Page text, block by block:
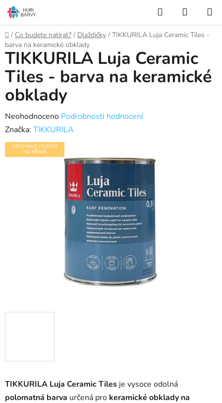
Přejít
na
obsah
Hledat
KOŠÍK
Domů
/ Co budete natírat? / Dlaždičky / TIKKURILA Luja Ceramic Tiles -
barva na keramické obklady
TIKKURILA Luja Ceramic Tiles je vysoce odolná
polomatná barva určená pro keramické obklady na
TIKKURILA Luja Ceramic
Tiles - barva na keramické
obklady
Průměrné
hodnocení
produktu
je
Neohodnoceno Podrobnosti hodnocení
Značka: TIKKURILA
MÍCHÁME ODSTÍN
NA PŘÁNÍ